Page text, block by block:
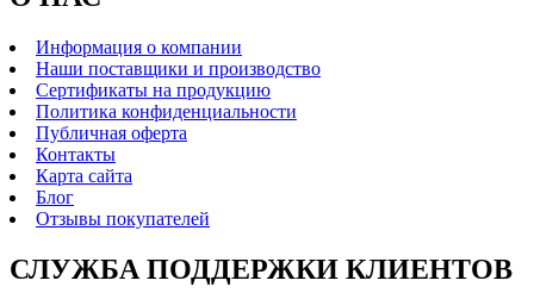
Информация о компании
Наши поставщики и производство
Сертификаты на продукцию
Политика конфиденциальности
Публичная оферта
Контакты
Карта сайта
Блог
Отзывы покупателей
СЛУЖБА ПОДДЕРЖКИ КЛИЕНТОВ